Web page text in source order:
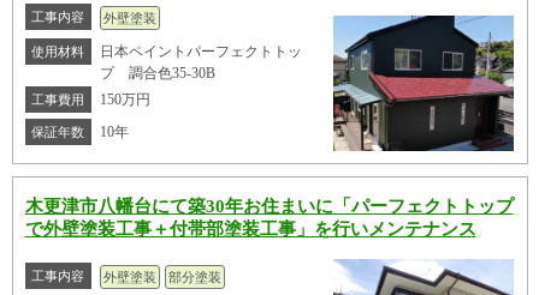
工事内容 外壁塗装
使用材料
日本ペイントパーフェクトトッ
プ 調合色35-30B
工事費用 150万円
保証年数 10年
木更津市八幡台にて築30年お住まいに「パーフェクトトップ
で外壁塗装工事＋付帯部塗装工事」を行いメンテナンス
工事内容 外壁塗装 部分塗装